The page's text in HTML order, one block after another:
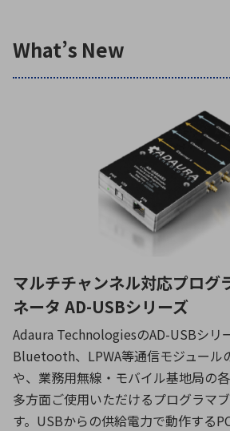
What’s New
マルチチャンネル対応プログ
ネータ AD-USBシリーズ
Adaura TechnologiesのAD-USBシリ
Bluetooth、LPWA等通信モジュール
や、業務用無線・モバイル基地局の
多方面ご使用いただけるプログラマ
す。USBからの供給電力で動作する